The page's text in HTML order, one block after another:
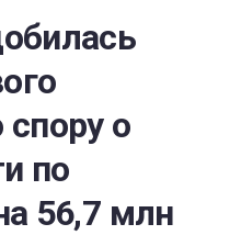
о
по
56,7 млн